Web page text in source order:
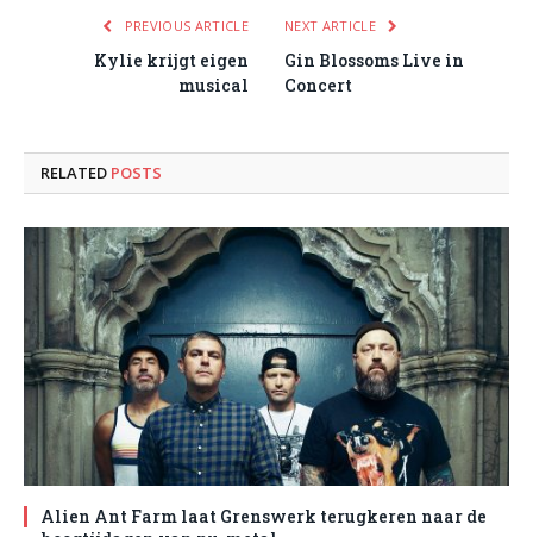
PREVIOUS ARTICLE
Kylie krijgt eigen
musical
NEXT ARTICLE
Gin Blossoms Live in
Concert
RELATED POSTS
Alien Ant Farm laat Grenswerk terugkeren naar de